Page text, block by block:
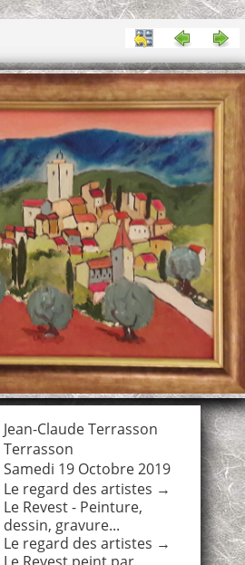
Jean-Claude Terrasson
Terrasson
Samedi 19 Octobre 2019
Le regard des artistes →
Le Revest - Peinture,
dessin, gravure...
Le regard des artistes →
Le Revest peint par